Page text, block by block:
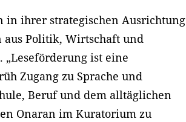
in ihrer strategischen Ausrichtung
Politik, Wirtschaft und
ist eine
Zugang zu Sprache und
Beruf und dem alltäglichen
Onaran im Kuratorium zu